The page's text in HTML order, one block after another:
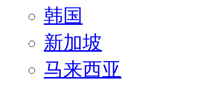
韩国
新加坡
马来西亚